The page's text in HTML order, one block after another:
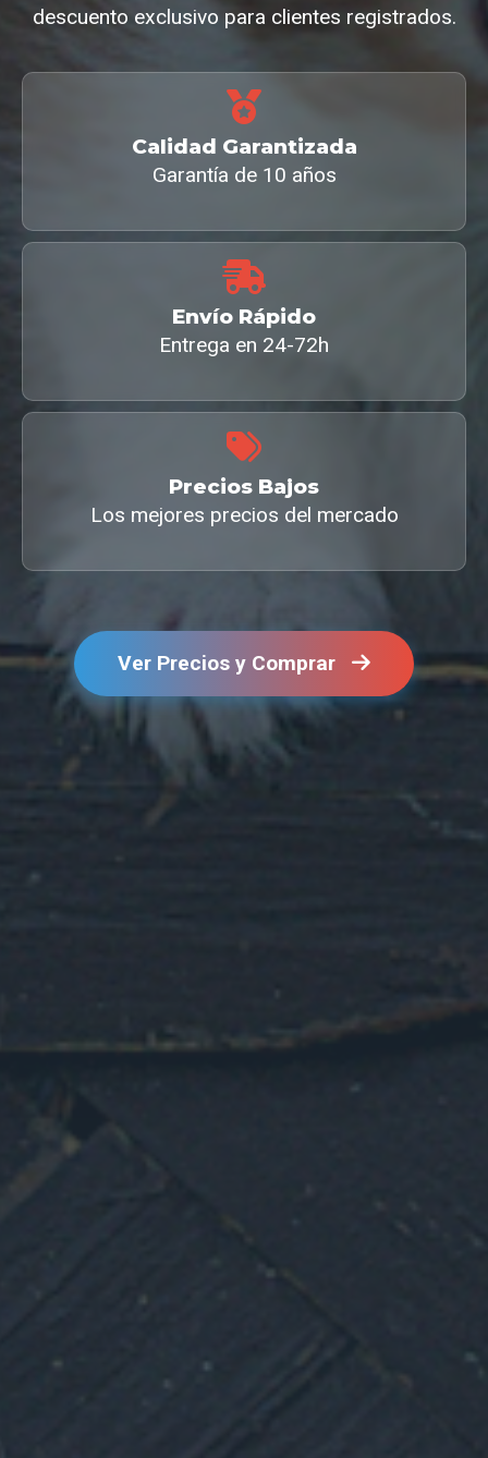
descuento exclusivo para clientes registrados.
Calidad Garantizada
Garantía de 10 años
Envío Rápido
Entrega en 24-72h
Precios Bajos
Los mejores precios del mercado
Ver Precios y Comprar